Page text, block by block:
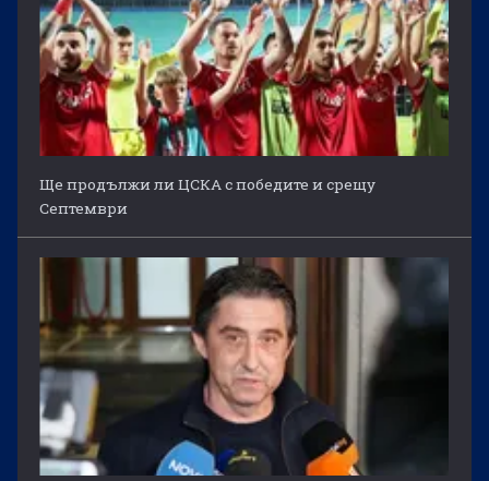
Ще продължи ли ЦСКА с победите и срещу
Септември